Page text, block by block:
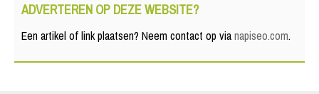
ADVERTEREN OP DEZE WEBSITE?
Een artikel of link plaatsen? Neem contact op vianapiseo.com.